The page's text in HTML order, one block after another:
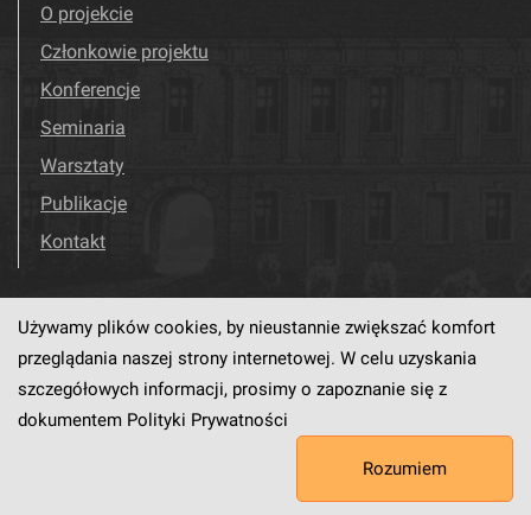
O projekcie
Członkowie projektu
Konferencje
Seminaria
Warsztaty
Publikacje
Kontakt
Odwiedź nas! Facebook
Używamy plików cookies, by nieustannie zwiększać komfort
przeglądania naszej strony internetowej. W celu uzyskania
szczegółowych informacji, prosimy o zapoznanie się z
dokumentem Polityki Prywatności
Rozumiem